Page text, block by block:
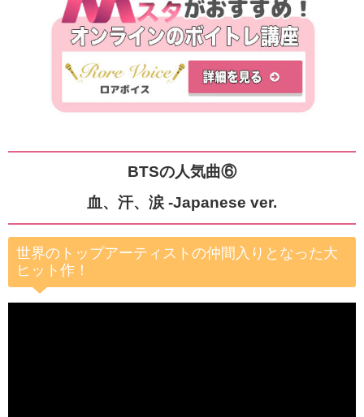
BTSの人気曲⑥
血、汗、涙 -Japanese ver.
世界のトップアーティストの仲間入りとなった大
ヒット作！